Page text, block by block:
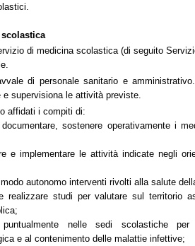
di medicina scolastica (di seguito
di personale sanitario e
e supervisiona le attività previste.
affidati i compiti di:
documentare, sostenere operativamente i
e implementare le attività indicate negli
autonomo interventi rivolti alla salute
realizzare studi per valutare sul territorio
puntualmente nelle sedi scolastiche
e al contenimento delle malattie infettive;